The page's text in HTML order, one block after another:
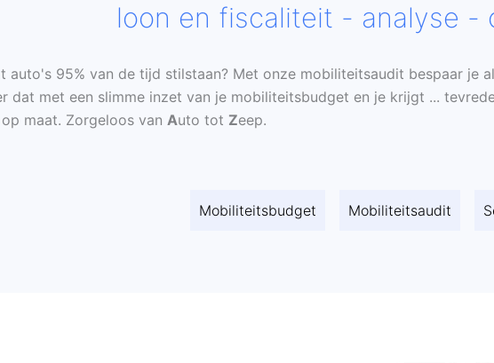
loon en fiscaliteit - analyse -
auto's 95% van de tijd stilstaan? Met onze mobiliteitsaudit bespaar je
dat met een slimme inzet van je mobiliteitsbudget en je krijgt ...
maat. Zorgeloos van Auto tot Zeep.
Mobiliteitsbudget Mobiliteitsaudit